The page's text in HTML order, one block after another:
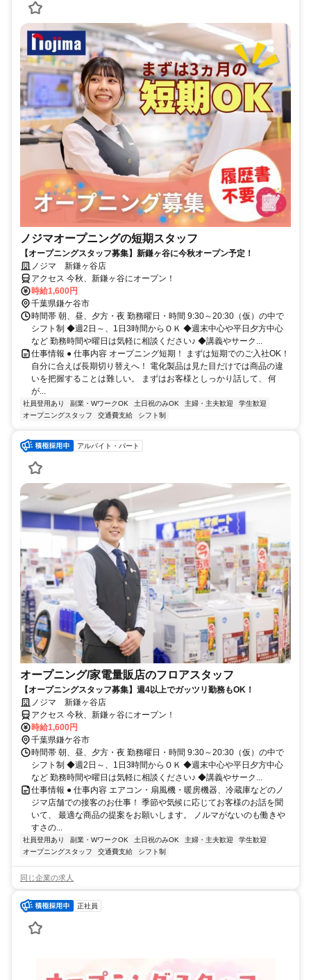
ノジマオープニングの短期スタッフ
【オープニングスタッフ募集】新鎌ヶ谷に今秋オープン予定！
ノジマ 新鎌ヶ谷店
アクセス 今秋、新鎌ヶ谷にオープン！
時給1,600円
千葉県鎌ケ谷市
時間帯 朝、昼、夕方・夜 勤務曜日・時間 9:30～20:30（仮）の中で
シフト制 ◆週2日～、1日3時間からＯＫ ◆週末中心や平日夕方中心
など 勤務時間や曜日は気軽に相談ください♪ ◆講義やサーク...
仕事情報 ● 仕事内容 オープニング短期！ まずは短期でのご入社OK！
自分に合えば長期切り替えへ！ 電化製品は見た目だけでは商品の違
いを把握することは難しい。 まずはお客様としっかり話して、 何
が...
社員登用あり 副業・WワークOK 土日祝のみOK 主婦・主夫歓迎
学生歓迎
オープニングスタッフ
交通費支給 シフト制
アルバイト・パート
オープニング/家電量販店のフロアスタッフ
【オープニングスタッフ募集】週4以上でガッツリ勤務もOK！
ノジマ 新鎌ヶ谷店
アクセス 今秋、新鎌ヶ谷にオープン！
時給1,600円
千葉県鎌ケ谷市
時間帯 朝、昼、夕方・夜 勤務曜日・時間 9:30～20:30（仮）の中で
シフト制 ◆週2日～、1日3時間からＯＫ ◆週末中心や平日夕方中心
など 勤務時間や曜日は気軽に相談ください♪ ◆講義やサーク...
仕事情報 ● 仕事内容 エアコン・扇風機・暖房機器、冷蔵庫などのノ
ジマ店舗での接客のお仕事！ 季節や気候に応じてお客様のお話を聞
いて、 最適な商品の提案をお願いします。 ノルマがないのも働きや
すさの...
社員登用あり 副業・WワークOK 土日祝のみOK 主婦・主夫歓迎
学生歓迎
オープニングスタッフ
交通費支給 シフト制
同じ企業の求人
正社員